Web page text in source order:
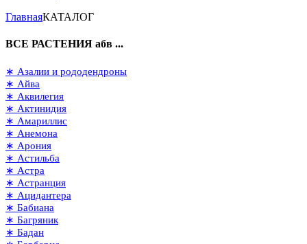
ГлавнаяКАТАЛОГ
ВСЕ РАСТЕНИЯ абв ...
∗ Азалии и рододендроны
∗ Айва
∗ Аквилегия
∗ Актинидия
∗ Амариллис
∗ Анемона
∗ Арония
∗ Астильба
∗ Астра
∗ Астранция
∗ Ацидантера
∗ Бабиана
∗ Багряник
∗ Бадан